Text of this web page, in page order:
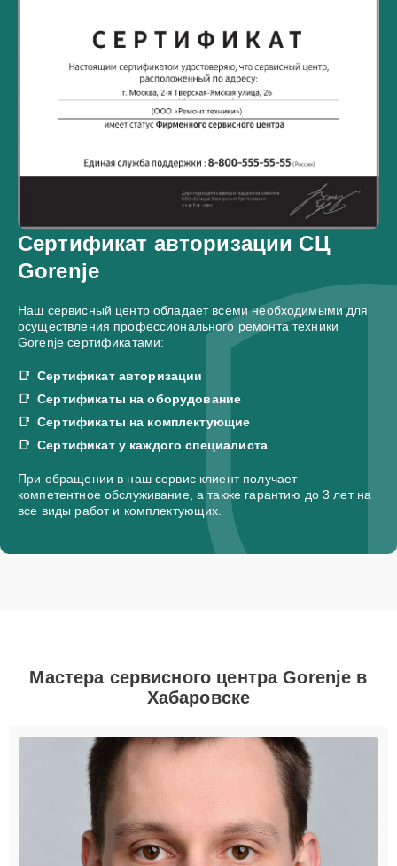
Сертификат авторизации СЦ
Gorenje
Наш сервисный центр обладает всеми необходимыми для
осуществления профессионального ремонта техники
Gorenje сертификатами:
Сертификат авторизации
Сертификаты на оборудование
Сертификаты на комплектующие
Сертификат у каждого специалиста
При обращении в наш сервис клиент получает
компетентное обслуживание, а также гарантию до 3 лет на
все виды работ и комплектующих.
Мастера сервисного центра Gorenje в
Хабаровске